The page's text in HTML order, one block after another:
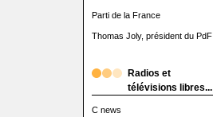
Parti de la France
Thomas Joly, président du PdF
Radios et
télévisions libres...
C news